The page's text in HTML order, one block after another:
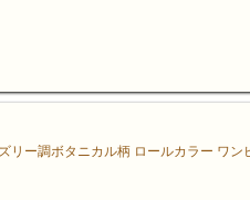
リー調ボタニカル柄 ロールカラー ワン